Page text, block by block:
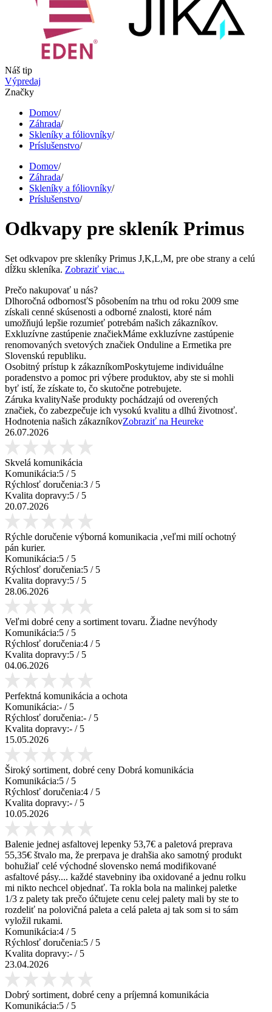
Náš tip
Výpredaj
Značky
Domov/
Záhrada/
Skleníky a fóliovníky/
Príslušenstvo/
Domov/
Záhrada/
Skleníky a fóliovníky/
Príslušenstvo/
Odkvapy pre skleník Primus
Set odkvapov pre skleníky Primus J,K,L,M, pre obe strany a celú
dĺžku skleníka. Zobraziť viac...
Prečo nakupovať u nás?
Dlhoročná odbornosťS pôsobením na trhu od roku 2009 sme
získali cenné skúsenosti a odborné znalosti, ktoré nám
umožňujú lepšie rozumieť potrebám našich zákazníkov.
Exkluzívne zastúpenie značiekMáme exkluzívne zastúpenie
renomovaných svetových značiek Onduline a Ermetika pre
Slovenskú republiku.
Osobitný prístup k zákazníkomPoskytujeme individuálne
poradenstvo a pomoc pri výbere produktov, aby ste si mohli
byť istí, že získate to, čo skutočne potrebujete.
Záruka kvalityNaše produkty pochádzajú od overených
značiek, čo zabezpečuje ich vysokú kvalitu a dlhú životnosť.
Hodnotenia našich zákazníkovZobraziť na Heureke
26.07.2026
Skvelá komunikácia
Komunikácia:5 / 5
Rýchlosť doručenia:3 / 5
Kvalita dopravy:5 / 5
20.07.2026
Rýchle doručenie výborná komunikacia ,veľmi milí ochotný
pán kurier.
Komunikácia:5 / 5
Rýchlosť doručenia:5 / 5
Kvalita dopravy:5 / 5
28.06.2026
Veľmi dobré ceny a sortiment tovaru. Žiadne nevýhody
Komunikácia:5 / 5
Rýchlosť doručenia:4 / 5
Kvalita dopravy:5 / 5
04.06.2026
Perfektná komunikácia a ochota
Komunikácia:- / 5
Rýchlosť doručenia:- / 5
Kvalita dopravy:- / 5
15.05.2026
Široký sortiment, dobré ceny Dobrá komunikácia
Komunikácia:5 / 5
Rýchlosť doručenia:4 / 5
Kvalita dopravy:- / 5
10.05.2026
Balenie jednej asfaltovej lepenky 53,7€ a paletová preprava
55,35€ štvalo ma, že prerpava je drahšia ako samotný produkt
bohužiaľ celé východné slovensko nemá modifikované
asfaltové pásy.... každé stavebniny iba oxidované a jednu rolku
mi nikto nechcel objednať. Ta rokla bola na malinkej paletke
1/3 z palety tak prečo účtujete cenu celej palety mali by ste to
rozdeliť na polovičná paleta a celá paleta aj tak som si to sám
vyložil rukami.
Komunikácia:4 / 5
Rýchlosť doručenia:5 / 5
Kvalita dopravy:- / 5
23.04.2026
Dobrý sortiment, dobré ceny a príjemná komunikácia
Komunikácia:5 / 5